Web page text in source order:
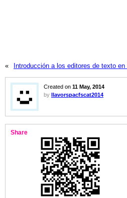
« Introducción a los editores de texto
Created on 11 May, 2014
by llavorspacfscat2014
Share